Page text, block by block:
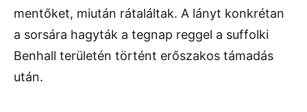
mentőket, miután rátaláltak. A lányt konkrétan
a sorsára hagyták a tegnap reggel a suffolki
Benhall területén történt erőszakos támadás
után.